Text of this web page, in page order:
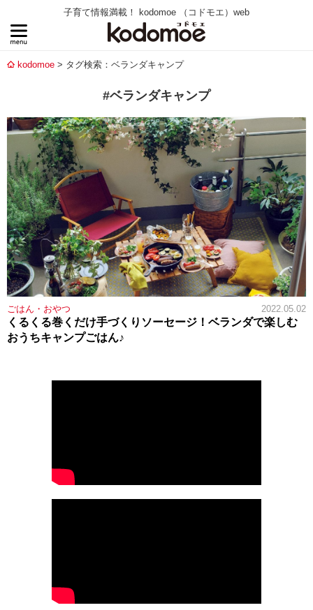
子育て情報満載！ kodomoe （コドモエ）web
kodomoe タグ検索：ベランダキャンプ
#ベランダキャンプ
ごはん・おやつ 2022.05.02
くるくる巻くだけ手づくりソーセージ！ベランダで楽しむ
おうちキャンプごはん♪